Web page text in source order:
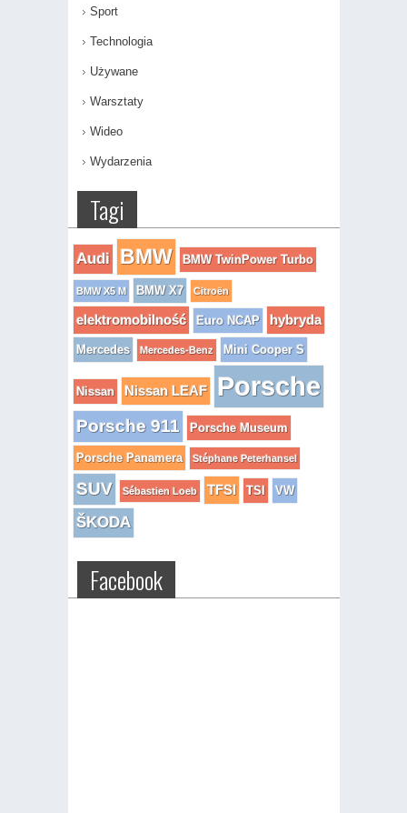
Sport
Technologia
Używane
Warsztaty
Wideo
Wydarzenia
Tagi
Audi BMW BMW TwinPower Turbo
BMW X5 M BMW X7 Citroën
elektromobilność Euro NCAP hybryda
Mercedes Mercedes-Benz Mini Cooper S
Nissan Nissan LEAF Porsche
Porsche 911 Porsche Museum
Porsche Panamera Stéphane Peterhansel
SUV Sébastien Loeb TFSI TSI VW
ŠKODA
Facebook